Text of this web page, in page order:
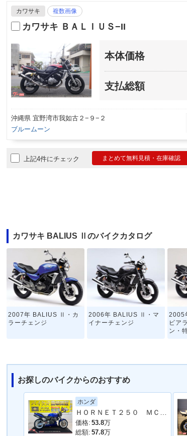
カワサキ 複数画像
カワサキ ＢＡＬＩＵＳ−II
本体価格
支払総額
沖縄県 宜野湾市我如古２−９−２
ブルームーン
上記4件にチェック まとめて無料見積・在庫確認
カワサキ BALIUS Ⅱのバイクカタログ
2007年 BALIUS Ⅱ・カ
ラーチェンジ
2006年 BALIUS Ⅱ・マ
イナーチェンジ
2005
ビア
ン・
2002年 BALIUS Ⅱ・カ
ラーチェンジ
2001年 BALIUS Ⅱ・カ
ラーチェンジ
イナ
お探しのバイクからのおすすめ
ホンダ
価格: 53.8万
総額: 57.8万